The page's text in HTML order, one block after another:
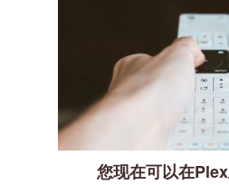
您现在可以在